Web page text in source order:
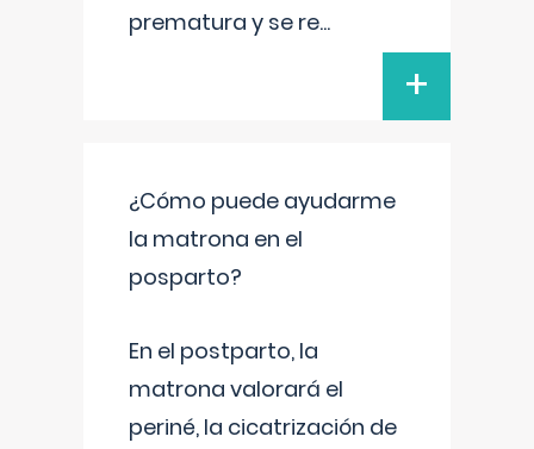
prematura y se re...
+
¿Cómo puede ayudarme
la matrona en el
posparto?
En el postparto, la
matrona valorará el
periné, la cicatrización de